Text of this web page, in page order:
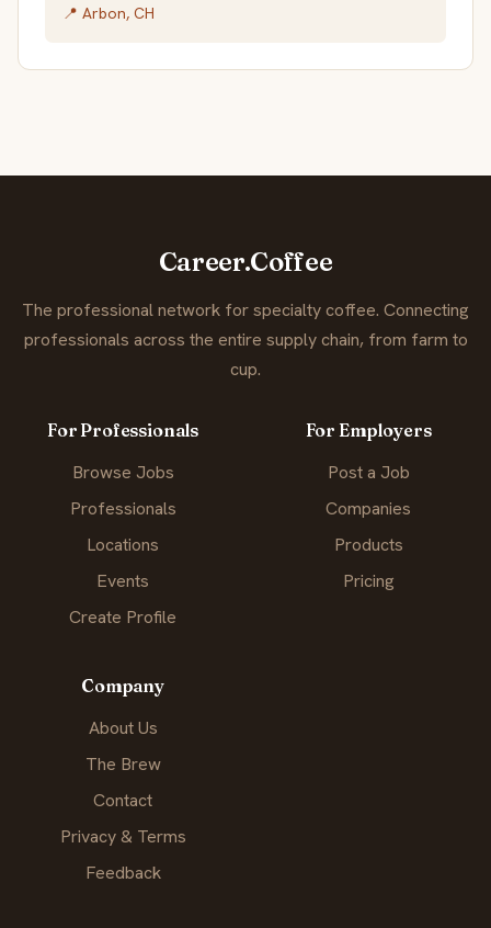
📍 Arbon, CH
Career.Coffee
The professional network for specialty coffee. Connecting
professionals across the entire supply chain, from farm to
cup.
For Professionals
Browse Jobs
Professionals
Locations
Events
Create Profile
For Employers
Post a Job
Companies
Products
Pricing
Company
About Us
The Brew
Contact
Privacy & Terms
Feedback